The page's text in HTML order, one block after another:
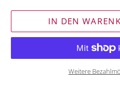
IN DEN
Weitere